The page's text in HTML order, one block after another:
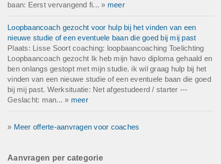
baan: Eerst vervangend fi... » meer
Loopbaancoach gezocht voor hulp bij het vinden van een
nieuwe studie of een eventuele baan die goed bij mij past
Plaats: Lisse Soort coaching: loopbaancoaching Toelichting
Loopbaancoach gezocht Ik heb mijn havo diploma gehaald en
ben onlangs gestopt met mijn studie. ik wil graag hulp bij het
vinden van een nieuwe studie of een eventuele baan die goed
bij mij past. Werksituatie: Net afgestudeerd / starter ---
Geslacht: man... » meer
» Meer offerte-aanvragen voor coaches
Aanvragen per categorie